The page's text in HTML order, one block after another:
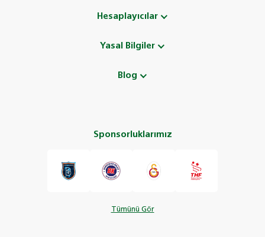
Hesaplayıcılar
Yasal Bilgiler
Blog
Sponsorluklarımız
Tümünü Gör